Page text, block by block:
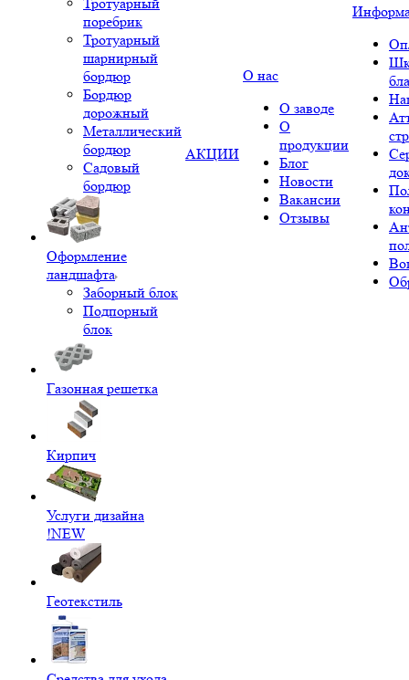
поребрик
Тротуарный
шарнирный
бордюр
Бордюр
дорожный
Металлический
бордюр
Садовый
бордюр
Оформление
ландшафта
Заборный блок
Подпорный
блок
Газонная решетка
Кирпич
Услуги дизайна
!NEW
Геотекстиль
АКЦИИ
О нас
О заводе
О
продукции
Блог
Новости
Вакансии
Отзывы